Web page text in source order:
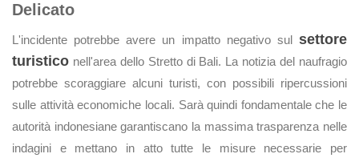
Delicato
L'incidente potrebbe avere un impatto negativo sul settore
turistico nell'area dello Stretto di Bali. La notizia del naufragio
potrebbe scoraggiare alcuni turisti, con possibili ripercussioni
sulle attività economiche locali. Sarà quindi fondamentale che le
autorità indonesiane garantiscano la massima trasparenza nelle
indagini e mettano in atto tutte le misure necessarie per